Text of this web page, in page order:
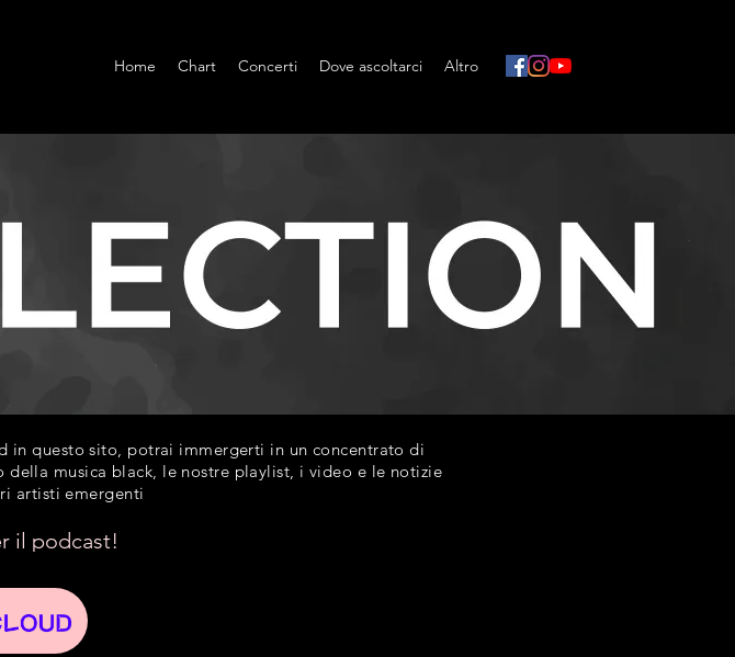
Home Chart Concerti Dove ascoltarci Altro
questo sito, potrai immergerti in un concentrato di
della musica black, le nostre playlist, i video e le notizie
artisti emergenti
il podcast!